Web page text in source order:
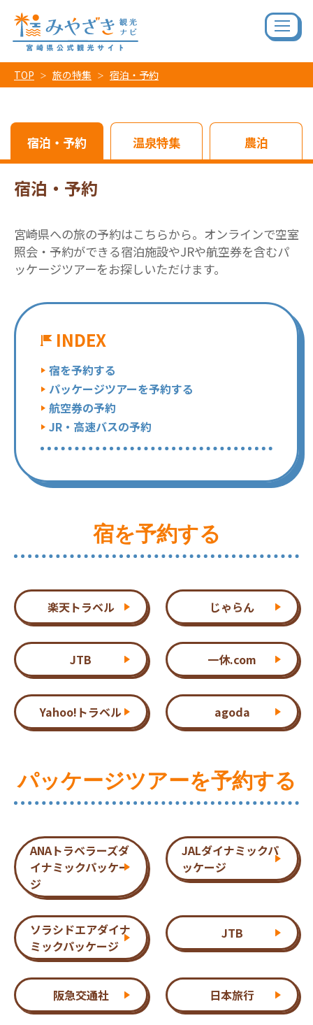
TOP 旅の特集 宿泊・予約
宿泊・予約 温泉特集 農泊
宿泊・予約
宮崎県への旅の予約はこちらから。オンラインで空室
照会・予約ができる宿泊施設やJRや航空券を含むパ
ッケージツアーをお探しいただけます。
INDEX
宿を予約する
パッケージツアーを予約する
航空券の予約
JR・高速バスの予約
宿を予約する
楽天トラベル じゃらん
JTB 一休.com
Yahoo!トラベル agoda
パッケージツアーを予約する
ANAトラベラーズダ
イナミックパッケー
ジ
JALダイナミックパ
ッケージ
ソラシドエアダイナ
ミックパッケージ
JTB
阪急交通社 日本旅行